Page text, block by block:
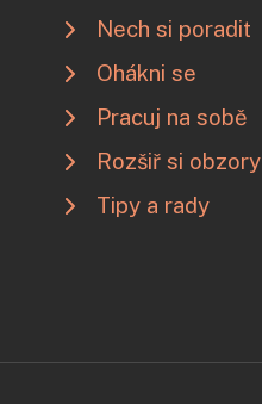
Nech si poradit
Ohákni se
Pracuj na sobě
Rozšiř si obzory
Tipy a rady